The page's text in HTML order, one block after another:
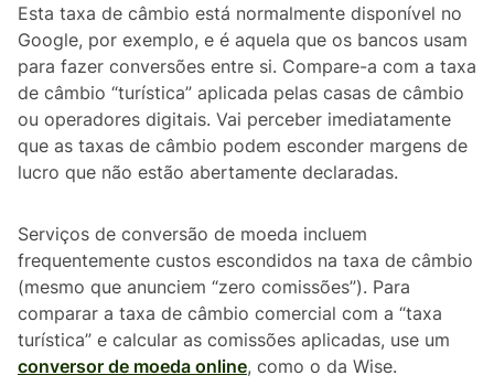
Esta taxa de câmbio está normalmente disponível no
Google, por exemplo, e é aquela que os bancos usam
para fazer conversões entre si. Compare-a com a taxa
de câmbio “turística” aplicada pelas casas de câmbio
ou operadores digitais. Vai perceber imediatamente
que as taxas de câmbio podem esconder margens de
lucro que não estão abertamente declaradas.
Serviços de conversão de moeda incluem
frequentemente custos escondidos na taxa de câmbio
(mesmo que anunciem “zero comissões”). Para
comparar a taxa de câmbio comercial com a “taxa
turística” e calcular as comissões aplicadas, use um
conversor de moeda online, como o da Wise.